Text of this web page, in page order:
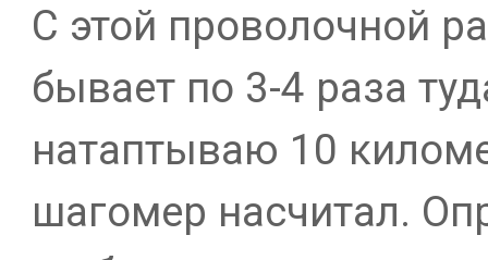
С этой проволочной
бывает по 3-4 раза
натаптываю 10
шагомер насчитал.